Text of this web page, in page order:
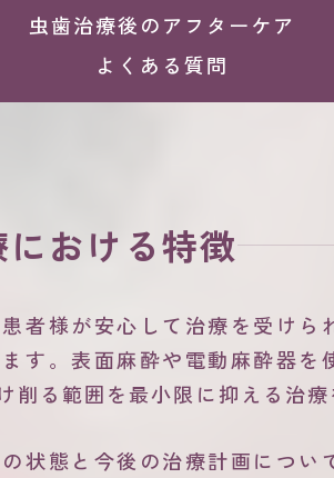
虫歯治療後のアフターケア
よくある質問
おける特徴
者様が安心して治療を受けら
す。表面麻酔や電動麻酔器を
削る範囲を最小限に抑える治療
状態と今後の治療計画につい